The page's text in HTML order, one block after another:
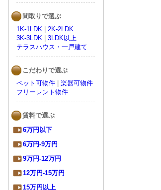
間取りで選ぶ
1K-1LDK
2K-2LDK
3K-3LDK
3LDK以上
テラスハウス・一戸建て
こだわりで選ぶ
ペット可物件
楽器可物件
フリーレント物件
賃料で選ぶ
6万円以下
6万円-9万円
9万円-12万円
12万円-15万円
15万円以上